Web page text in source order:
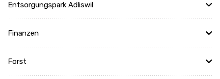
Entsorgungspark Adliswil
Finanzen
Forst